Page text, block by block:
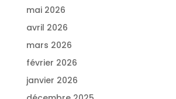
mai 2026
avril 2026
mars 2026
février 2026
janvier 2026